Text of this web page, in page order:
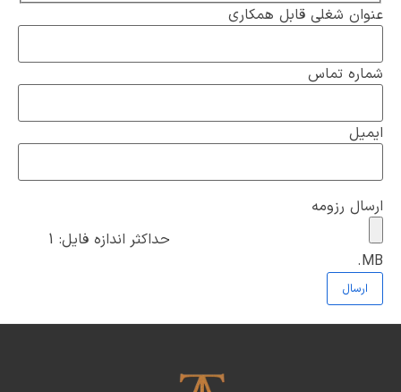
عنوان شغلی قابل همکاری
شماره تماس
ایمیل
ارسال رزومه
حداکثر اندازه فایل: 1
MB.